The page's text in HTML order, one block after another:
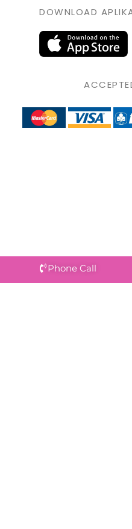
DOWNLOAD
Phone Call